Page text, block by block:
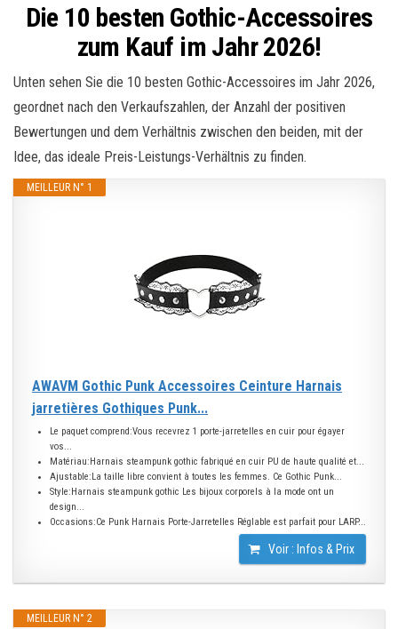
Die 10 besten Gothic-Accessoires
zum Kauf im Jahr 2026!
Unten sehen Sie die 10 besten Gothic-Accessoires im Jahr 2026,
geordnet nach den Verkaufszahlen, der Anzahl der positiven
Bewertungen und dem Verhältnis zwischen den beiden, mit der
Idee, das ideale Preis-Leistungs-Verhältnis zu finden.
MEILLEUR N° 1
AWAVM Gothic Punk Accessoires Ceinture Harnais
jarretières Gothiques Punk...
Le paquet comprend:Vous recevrez 1 porte-jarretelles en cuir pour égayer
vos...
Matériau:Harnais steampunk gothic fabriqué en cuir PU de haute qualité et...
Ajustable:La taille libre convient à toutes les femmes. Ce Gothic Punk...
Style:Harnais steampunk gothic Les bijoux corporels à la mode ont un
design...
Occasions:Ce Punk Harnais Porte-Jarretelles Réglable est parfait pour LARP...
Voir : Infos & Prix
MEILLEUR N° 2